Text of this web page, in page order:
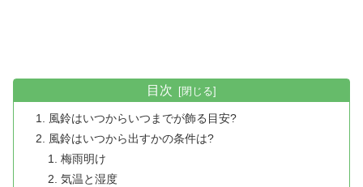
目次
風鈴はいつからいつまでが飾る目安?
風鈴はいつから出すかの条件は?
梅雨明け
気温と湿度